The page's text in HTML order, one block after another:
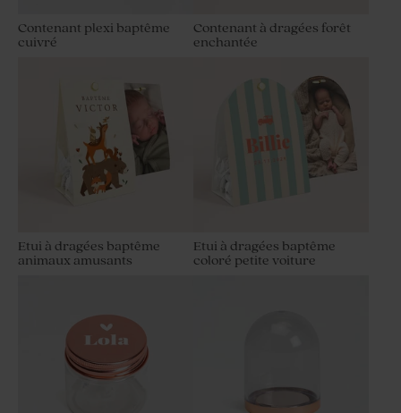
champêtre sur vichy
bohème aquarelle
Contenant plexi baptême
cuivré
Contenant à dragées forêt
enchantée
Etui à dragées baptême
animaux amusants
Etui à dragées baptême
coloré petite voiture